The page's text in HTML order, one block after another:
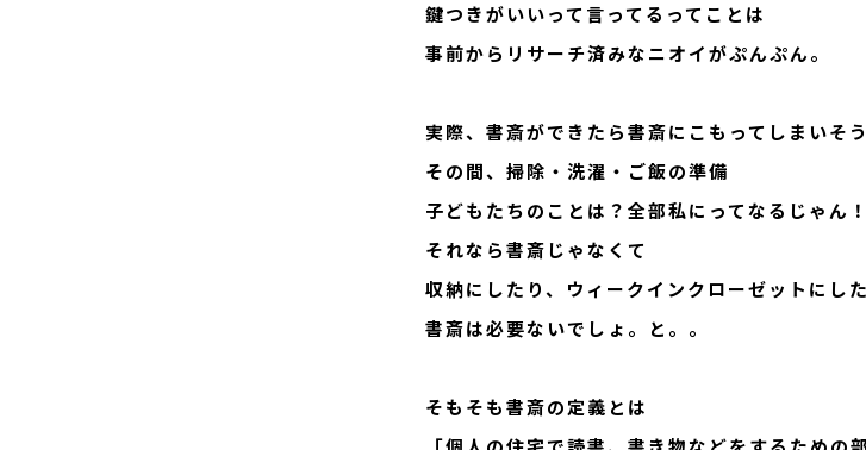
99% HOUSE LIFE ＃01
99% HOUSE LIFE ＃02
鍵つきがいいって言ってるってことは
事前からリサーチ済みなニオイがぷんぷん。
実際、書斎ができたら書斎にこもってしまいそ
その間、掃除・洗濯・ご飯の準備
子どもたちのことは？全部私にってなるじゃん！
それなら書斎じゃなくて
収納にしたり、ウィークインクローゼットにし
書斎は必要ないでしょ。と。。
そもそも書斎の定義とは